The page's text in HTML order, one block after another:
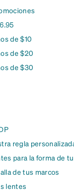
de $10
de $20
de $30
regla
para la forma de
de tus marcos
lentes